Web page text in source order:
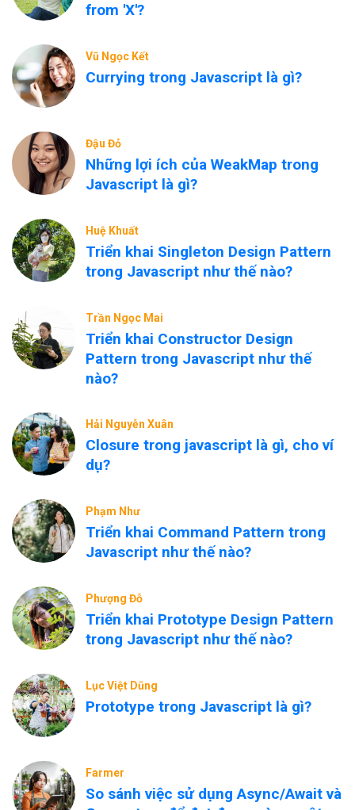
from 'X'?
Vũ Ngọc Kết
Currying trong Javascript là gì?
Đậu Đỏ
Những lợi ích của WeakMap trong
Javascript là gì?
Huệ Khuất
Triển khai Singleton Design Pattern
trong Javascript như thế nào?
Trần Ngọc Mai
Triển khai Constructor Design
Pattern trong Javascript như thế
nào?
Hải Nguyễn Xuân
Closure trong javascript là gì, cho ví
dụ?
Phạm Như
Triển khai Command Pattern trong
Javascript như thế nào?
Phượng Đỗ
Triển khai Prototype Design Pattern
trong Javascript như thế nào?
Lục Việt Dũng
Prototype trong Javascript là gì?
Farmer
So sánh việc sử dụng Async/Await và